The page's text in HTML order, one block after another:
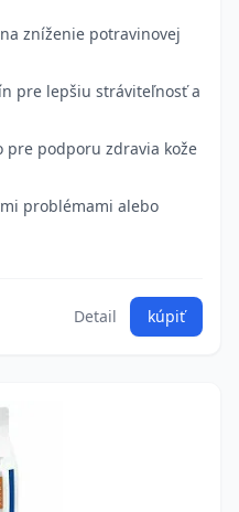
zníženie potravinovej
pre lepšiu stráviteľnosť a
podporu zdravia kože
problémami alebo
Detail kúpiť